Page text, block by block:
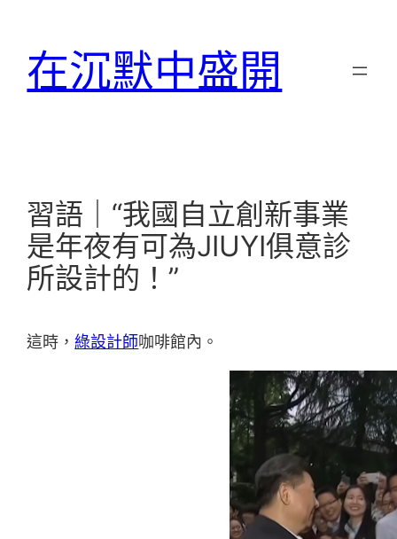
在沉默中盛開
習語｜“我國自立創新事業
是年夜有可為JIUYI俱意診
所設計的！”
這時，綠設計師咖啡館內。